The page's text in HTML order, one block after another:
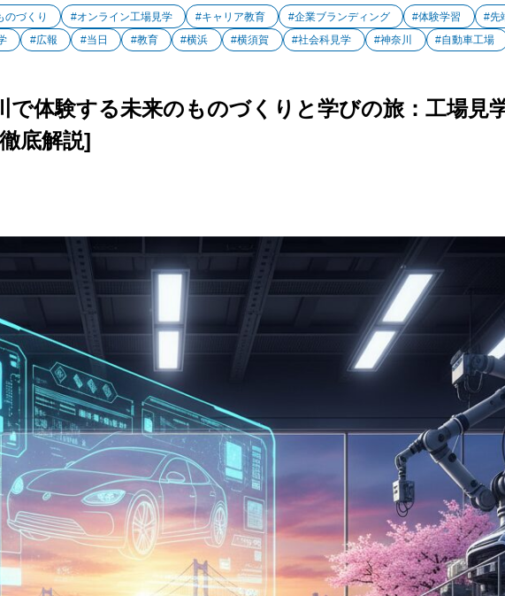
のづくり #オンライン工場見学 #キャリア教育 #企業ブランディング #体験学習
#先
#広報 #当日 #教育 #横浜 #横須賀 #社会科見学 #神奈川 #自動車工場
で体験する未来のものづくりと学びの旅：工場見
底解説]